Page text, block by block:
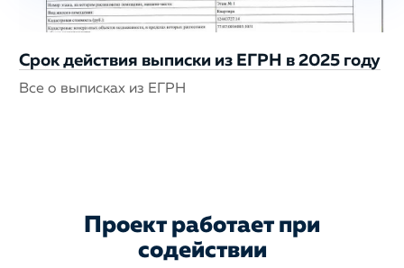
Срок действия выписки из ЕГРН в 2025 году
Все о выписках из ЕГРН
Проект работает при
содействии